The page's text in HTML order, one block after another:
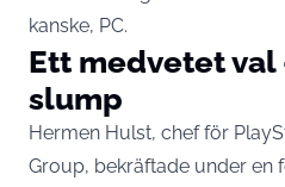
kanske, PC.
Ett medvetet val
slump
Hermen Hulst, chef för
Group, bekräftade under en